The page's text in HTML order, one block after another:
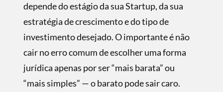
depende do estágio da sua Startup, da sua
estratégia de crescimento e do tipo de
investimento desejado. O importante é não
cair no erro comum de escolher uma forma
jurídica apenas por ser “mais barata” ou
“mais simples” — o barato pode sair caro.